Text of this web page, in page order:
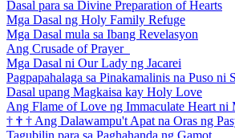
Dasal para sa Divine Preparation of Hearts
Mga Dasal ng Holy Family Refuge
Mga Dasal mula sa Ibang Revelasyon
Ang Crusade of Prayer
Mga Dasal ni Our Lady ng Jacarei
Pagpapahalaga sa Pinakamalinis na Puso ni
Dasal upang Magkaisa kay Holy Love
Ang Flame of Love ng Immaculate Heart ni
† † † Ang Dalawampu't Apat na Oras ng
Tagubilin para sa Paghahanda ng Gamot